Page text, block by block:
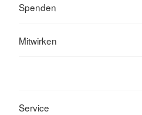
Spenden
Mitwirken
Service